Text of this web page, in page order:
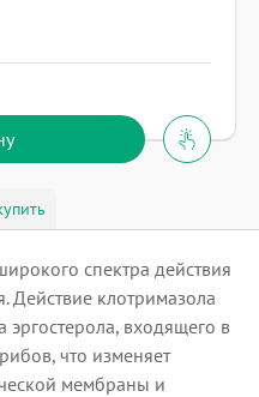
спектра действия
Действие клотримазола
эргостерола, входящего в
что изменяет
мембраны и